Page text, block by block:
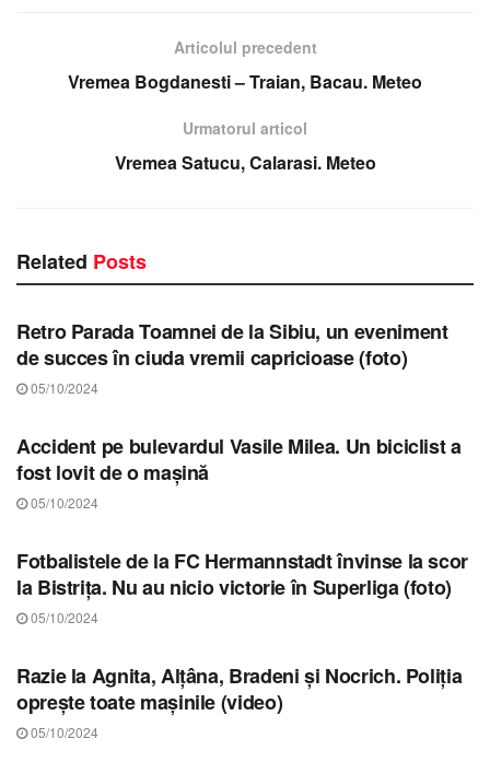
Articolul precedent
Vremea Bogdanesti – Traian, Bacau. Meteo
Urmatorul articol
Vremea Satucu, Calarasi. Meteo
Related Posts
STIRI SIBIU
Retro Parada Toamnei de la Sibiu, un eveniment
de succes în ciuda vremii capricioase (foto)
05/10/2024
Accident pe bulevardul Vasile Milea. Un biciclist a
fost lovit de o mașină
05/10/2024
Fotbalistele de la FC Hermannstadt învinse la scor
la Bistrița. Nu au nicio victorie în Superliga (foto)
05/10/2024
Razie la Agnita, Alțâna, Bradeni și Nocrich. Poliția
oprește toate mașinile (video)
05/10/2024